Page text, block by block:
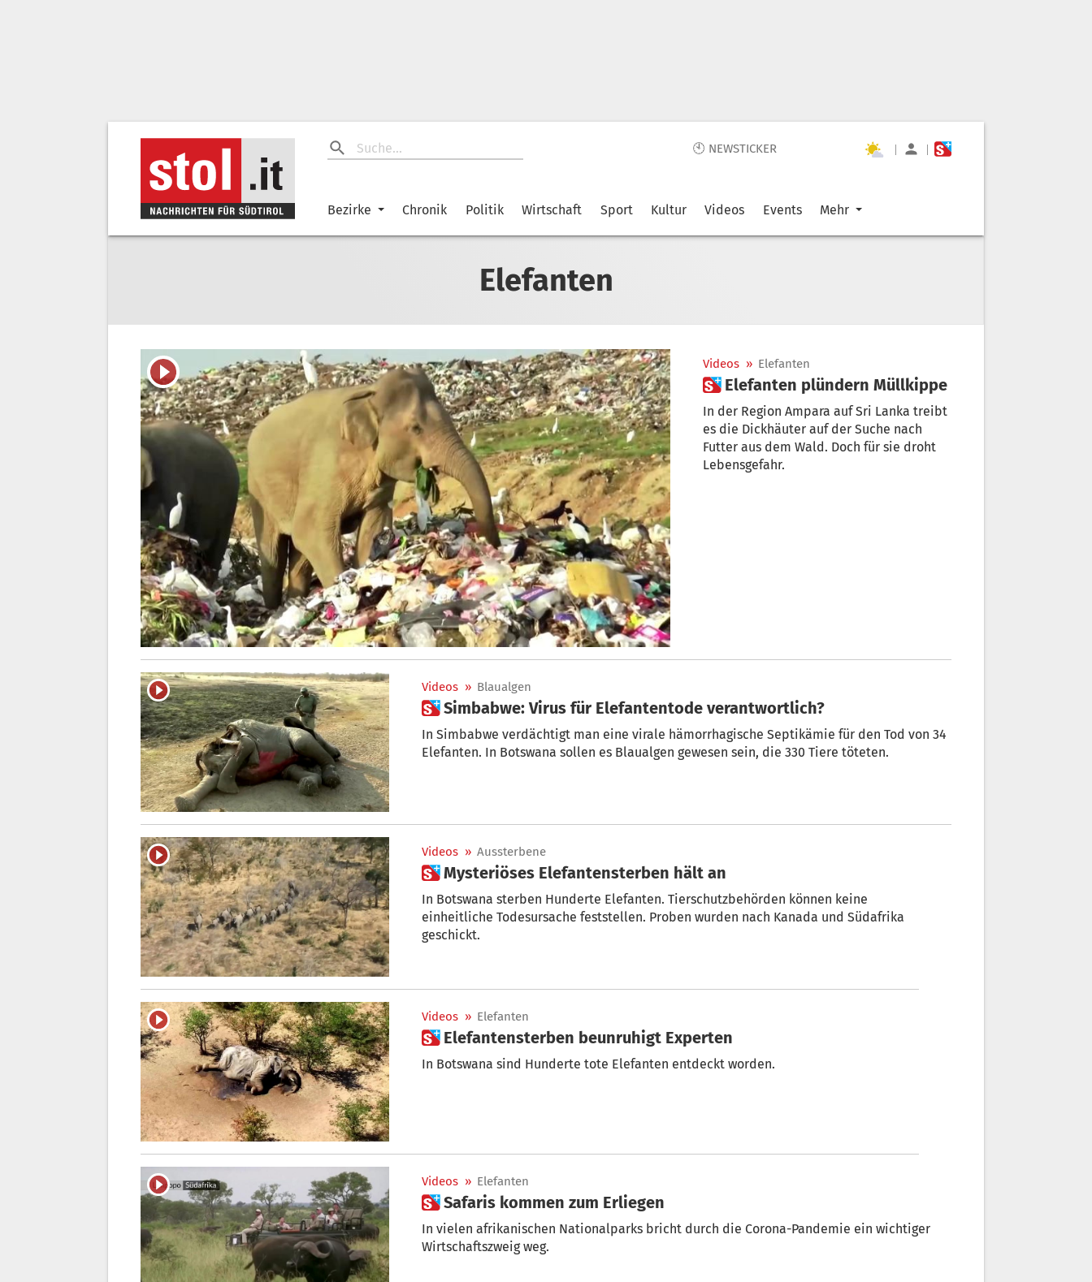
🕙 NEWSTICKER | |
Bezirke Chronik Politik Wirtschaft Sport Kultur Videos Events Mehr
Elefanten
Videos » Elefanten
 Elefanten plündern Müllkippe
In der Region Ampara auf Sri Lanka treibt
es die Dickhäuter auf der Suche nach
Futter aus dem Wald. Doch für sie droht
Lebensgefahr.
Videos » Blaualgen
 Simbabwe: Virus für Elefantentode verantwortlich?
In Simbabwe verdächtigt man eine virale hämorrhagische Septikämie für den Tod von 34
Elefanten. In Botswana sollen es Blaualgen gewesen sein, die 330 Tiere töteten.
Videos » Aussterbene
 Mysteriöses Elefantensterben hält an
In Botswana sterben Hunderte Elefanten. Tierschutzbehörden können keine
einheitliche Todesursache feststellen. Proben wurden nach Kanada und Südafrika
geschickt.
Videos » Elefanten
 Elefantensterben beunruhigt Experten
In Botswana sind Hunderte tote Elefanten entdeckt worden.
Videos » Elefanten
 Safaris kommen zum Erliegen
In vielen afrikanischen Nationalparks bricht durch die Corona-Pandemie ein wichtiger
Wirtschaftszweig weg.